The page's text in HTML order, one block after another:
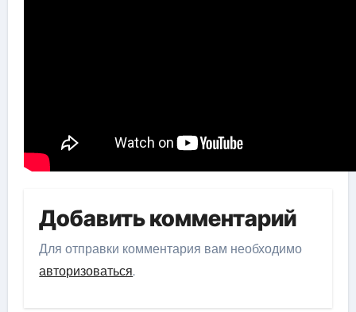
Добавить комментарий
Для отправки комментария вам необходимо
авторизоваться.